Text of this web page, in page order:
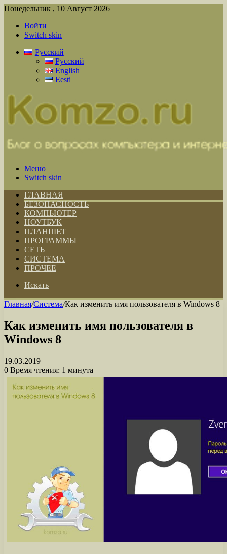
Понедельник , 10 Август 2026
Войти
Switch skin
Русский
Русский
English
Eesti
Меню
Switch skin
ГЛАВНАЯ
БЕЗОПАСНОСТЬ
КОМПЬЮТЕР
НОУТБУК
ПЛАНШЕТ
ПРОГРАММЫ
СЕТЬ
СИСТЕМА
ПРОЧЕЕ
Искать
Главная/Система/Как изменить имя пользователя в Windows 8
Как изменить имя пользователя в
Windows 8
19.03.2019
0 Время чтения: 1 минута